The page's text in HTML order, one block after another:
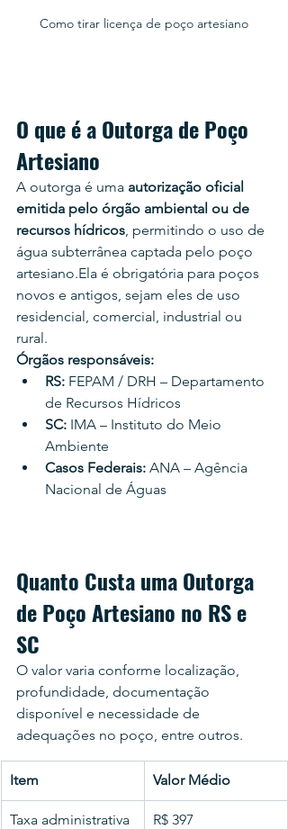
Como tirar licença de poço artesiano
O que é a Outorga de Poço
Artesiano
A outorga é uma autorização oficial
emitida pelo órgão ambiental ou de
recursos hídricos, permitindo o uso de
água subterrânea captada pelo poço
artesiano.Ela é obrigatória para poços
novos e antigos, sejam eles de uso
residencial, comercial, industrial ou
rural.
Órgãos responsáveis:
RS: FEPAM / DRH – Departamento
de Recursos Hídricos
SC: IMA – Instituto do Meio
Ambiente
Casos Federais: ANA – Agência
Nacional de Águas
Quanto Custa uma Outorga
de Poço Artesiano no RS e
SC
O valor varia conforme localização,
profundidade, documentação
disponível e necessidade de
adequações no poço, entre outros.
Item Valor Médio
Taxa administrativa
R$ 397